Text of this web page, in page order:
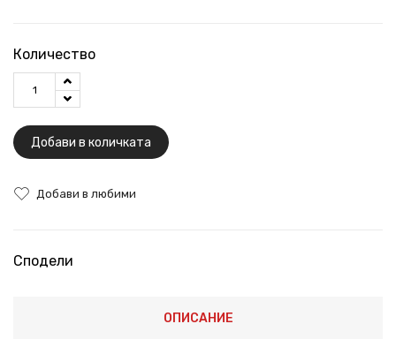
Количество
Добави в количката
Добави в любими
Сподели
ОПИСАНИЕ